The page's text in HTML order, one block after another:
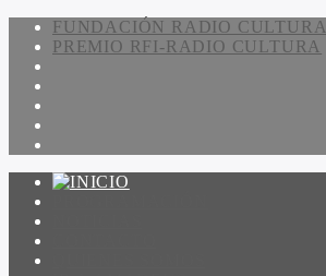
FUNDACIÓN RADIO CULTURA
PREMIO RFI-RADIO CULTURA